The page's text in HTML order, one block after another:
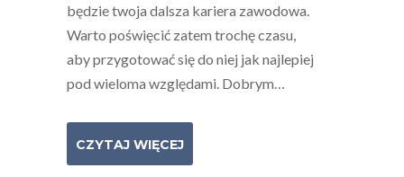
będzie twoja dalsza kariera zawodowa.
Warto poświęcić zatem trochę czasu,
aby przygotować się do niej jak najlepiej
pod wieloma względami. Dobrym…
CZYTAJ WIĘCEJ